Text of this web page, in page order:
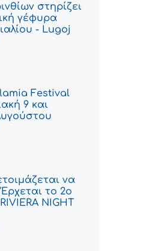
στηρίζει
γέφυρα
- Lugoj
Festival
9 και
να
το 2ο
NIGHT